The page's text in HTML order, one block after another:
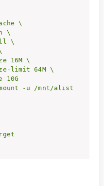
\
\
\
16M \
limit 64M \
10G
-u /mnt/alist